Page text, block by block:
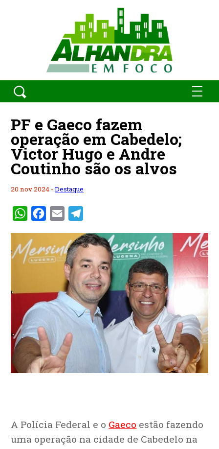
PF e Gaeco fazem
operação em Cabedelo;
Victor Hugo e Andre
Coutinho são os alvos
20 nov 2024 -Destaque
WhatsAppFacebook
Email
A Polícia Federal e o Gaeco estão fazendo
uma operação na cidade de Cabedelo na